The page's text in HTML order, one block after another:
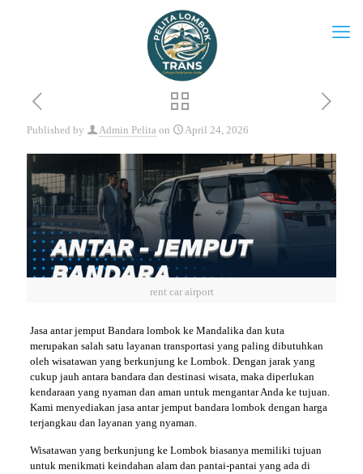
Published by Admin Pelita on April 24, 2026
rent car airport
Jasa antar jemput Bandara lombok ke Mandalika dan kuta
merupakan salah satu layanan transportasi yang paling dibutuhkan
oleh wisatawan yang berkunjung ke Lombok. Dengan jarak yang
cukup jauh antara bandara dan destinasi wisata, maka diperlukan
kendaraan yang nyaman dan aman untuk mengantar Anda ke tujuan.
Kami menyediakan jasa antar jemput bandara lombok dengan harga
terjangkau dan layanan yang nyaman.
Wisatawan yang berkunjung ke Lombok biasanya memiliki tujuan
untuk menikmati keindahan alam dan pantai-pantai yang ada di